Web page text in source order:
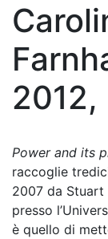
Power and its
raccoglie
2007 da Stuart
presso
è quello di